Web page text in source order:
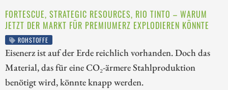
FORTESCUE, STRATEGIC RESOURCES, RIO TINTO – WARUM
JETZT DER MARKT FÜR PREMIUMERZ EXPLODIEREN KÖNNTE
ROHSTOFFE
Eisenerz ist auf der Erde reichlich vorhanden. Doch das
Material, das für eine CO₂-ärmere Stahlproduktion
benötigt wird, könnte knapp werden.